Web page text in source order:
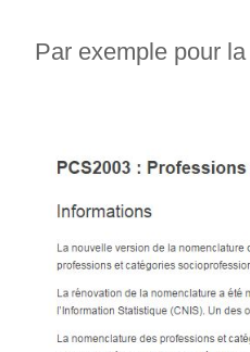
Par exemple pour